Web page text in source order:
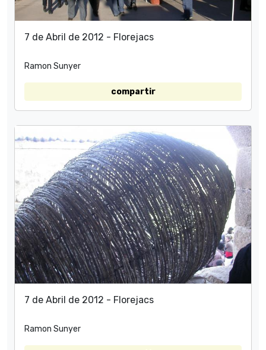
7 de Abril de 2012 - Florejacs
Ramon Sunyer
compartir
7 de Abril de 2012 - Florejacs
Ramon Sunyer